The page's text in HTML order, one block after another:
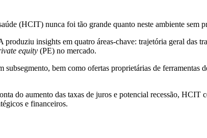
(HCIT) nunca foi tão grande quanto neste ambiente sem
insights em quatro áreas-chave: trajetória geral das
equity (PE) no mercado.
subsegmento, bem como ofertas proprietárias de ferramentas
do aumento das taxas de juros e potencial recessão,
e financeiros.